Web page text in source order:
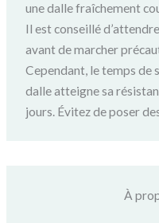
une dalle fraîchement
Il est conseillé
avant de marcher
Cependant, le temps de
dalle atteigne sa
jours. Évitez de poser
À